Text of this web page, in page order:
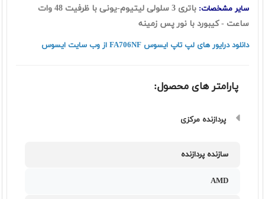
سایر مشخصات:
باتری 3 سلولی لیتیوم-یونی با ظرفیت 48 وات
ساعت - کیبورد با نور پس زمینه
دانلود درایور های لپ تاپ ایسوس FA706NF از وب سایت ایسوس
پارامتر های محصول:
پردازنده مرکزی
سازنده پردازنده
AMD